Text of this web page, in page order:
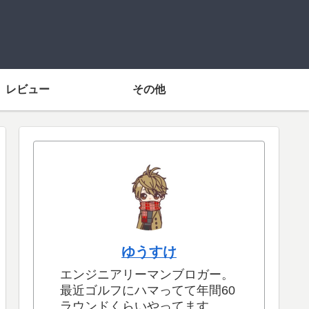
レビュー その他
ゆうすけ
エンジニアリーマンブロガー。
最近ゴルフにハマってて年間60
ラウンドくらいやってます。